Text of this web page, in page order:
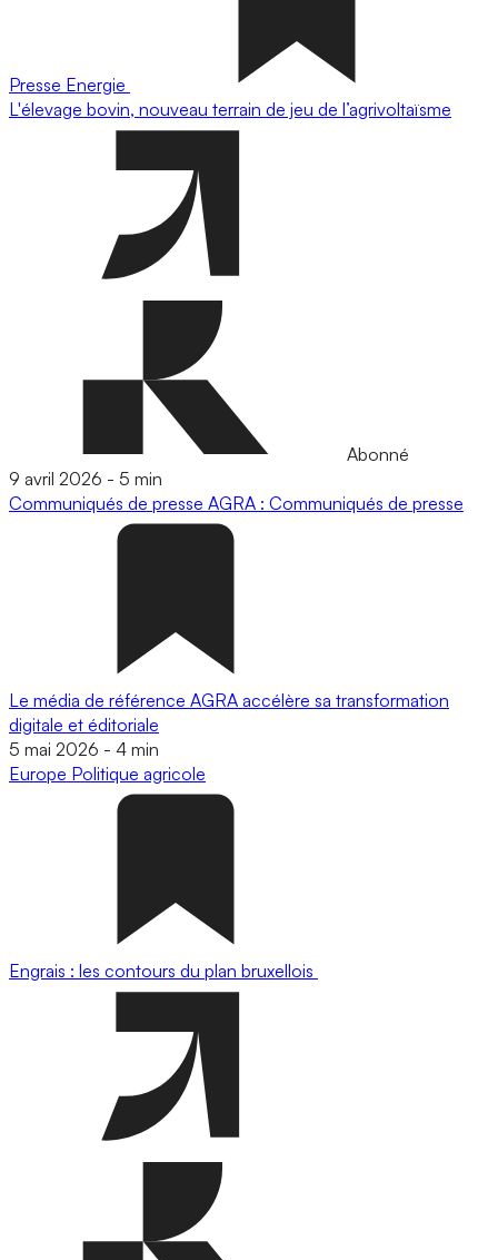
Presse Energie
L'élevage bovin, nouveau terrain de jeu de l’agrivoltaïsme
Abonné
9 avril 2026 - 5 min
Communiqués de presse AGRA : Communiqués de presse
Le média de référence AGRA accélère sa transformation
digitale et éditoriale
5 mai 2026 - 4 min
Europe Politique agricole
Engrais : les contours du plan bruxellois